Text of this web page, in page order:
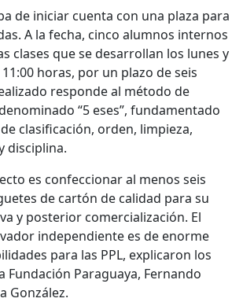
de iniciar cuenta con una plaza para
A la fecha, cinco alumnos internos
clases que se desarrollan los lunes y
horas, por un plazo de seis
responde al método de
“5 eses”, fundamentado
clasificación, orden, limpieza,
disciplina.
es confeccionar al menos seis
de cartón de calidad para su
y posterior comercialización. El
independiente es de enorme
para las PPL, explicaron los
Fundación Paraguaya, Fernando
González.